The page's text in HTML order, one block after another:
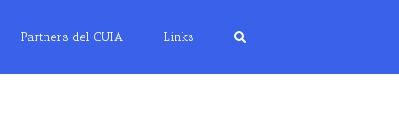
Partners del CUIA Links